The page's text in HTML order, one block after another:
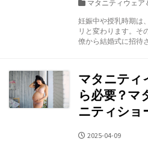
カ
ゴ
リ
ー
マタニティウェア
妊娠中や授乳時期は
リと変わります。そ
僚から結婚式に招待
マタニティ
ら必要？マ
ニティショ
公
2025-04-09